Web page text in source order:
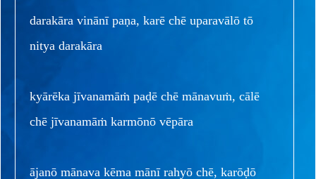
darakāra vinānī paṇa, karē chē uparavālō tō
nitya darakāra
kyārēka jīvanamāṁ paḍē chē mānavuṁ, cālē
chē jīvanamāṁ karmōnō vēpāra
ājanō mānava kēma mānī rahyō chē, karōḍō